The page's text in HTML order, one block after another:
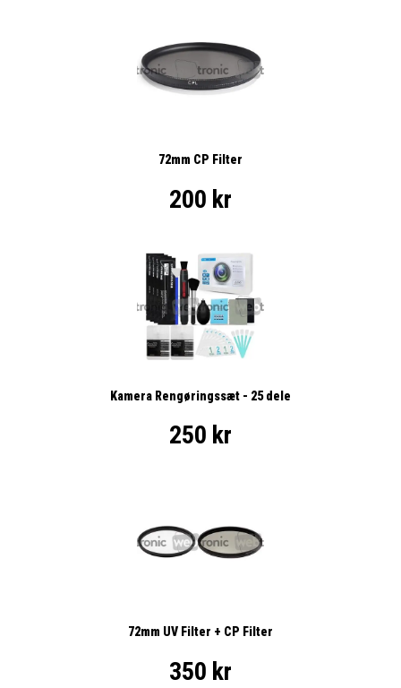
72mm CP Filter
200 kr
Kamera Rengøringssæt - 25 dele
250 kr
72mm UV Filter + CP Filter
350 kr